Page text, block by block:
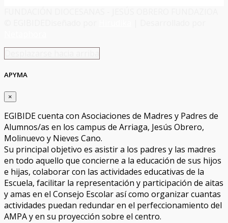
APYMA
×
EGIBIDE cuenta con Asociaciones de Madres y Padres de
Alumnos/as en los campus de Arriaga, Jesús Obrero,
Molinuevo y Nieves Cano.
Su principal objetivo es asistir a los padres y las madres
en todo aquello que concierne a la educación de sus hijos
e hijas, colaborar con las actividades educativas de la
Escuela, facilitar la representación y participación de aitas
y amas en el Consejo Escolar así como organizar cuantas
actividades puedan redundar en el perfeccionamiento del
AMPA y en su proyección sobre el centro.